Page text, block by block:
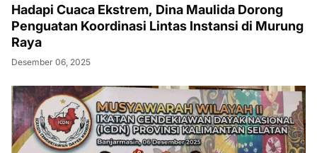
Johansyah Hadiri Pelantikan ICDN Kalsel,